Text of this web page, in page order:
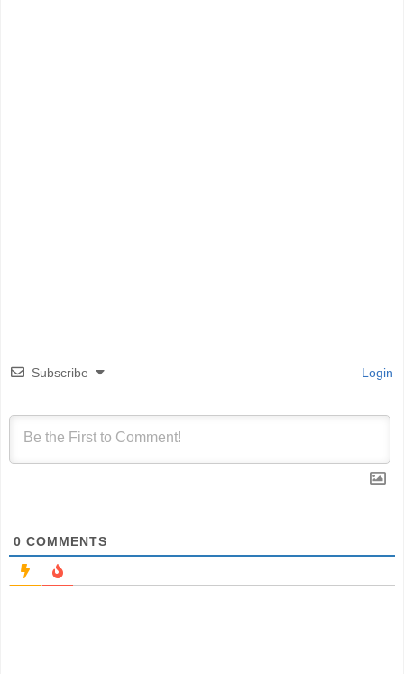
Subscribe Login
0 COMMENTS